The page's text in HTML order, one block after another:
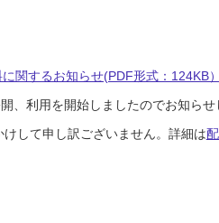
関するお知らせ(PDF形式：124KB）
、利用を開始しましたのでお知らせ
して申し訳ございません。詳細は